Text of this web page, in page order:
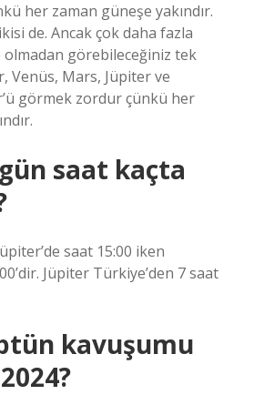
her zaman güneşe yakındır.
de. Ancak çok daha fazla
olmadan görebileceğiniz tek
Venüs, Mars, Jüpiter ve
görmek zordur çünkü her
saat kaçta
saat 15:00 iken
Jüpiter Türkiye’den 7 saat
kavuşumu